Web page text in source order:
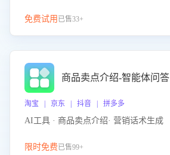
免费试用 已售33+
商品卖点介绍-智能体问答
淘宝 | 京东 | 抖音 | 拼多多
AI工具 · 商品卖点介绍· 营销话术生成
限时免费已售99+